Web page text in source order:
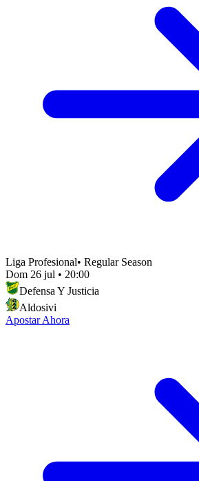
Liga Profesional• Regular Season
Dom 26 jul • 20:00
Defensa Y Justicia
Aldosivi
Apostar Ahora